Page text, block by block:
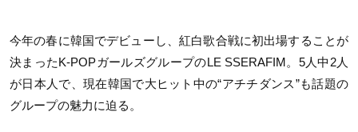
今年の春に韓国でデビューし、紅白歌合戦に初出場することが
決まったK-POPガールズグループのLE SSERAFIM。5人中2人
が日本人で、現在韓国で大ヒット中の“アチチダンス”も話題の
グループの魅力に迫る。